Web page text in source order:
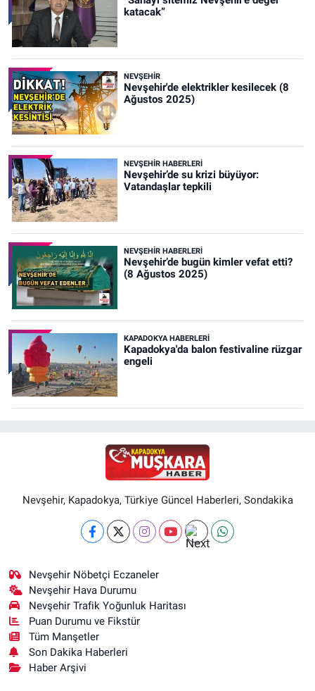
katacak”
NEVŞEHIR
Nevşehir'de elektrikler kesilecek (8
Ağustos 2025)
NEVŞEHIR HABERLERI
Nevşehir’de su krizi büyüyor:
Vatandaşlar tepkili
NEVŞEHIR HABERLERI
Nevşehir’de bugün kimler vefat etti?
(8 Ağustos 2025)
KAPADOKYA HABERLERI
Kapadokya'da balon festivaline rüzgar
engeli
Nevşehir, Kapadokya, Türkiye Güncel Haberleri, Sondakika
Nevşehir Nöbetçi Eczaneler
Nevşehir Hava Durumu
Nevşehir Trafik Yoğunluk Haritası
Puan Durumu ve Fikstür
Tüm Manşetler
Son Dakika Haberleri
Haber Arşivi